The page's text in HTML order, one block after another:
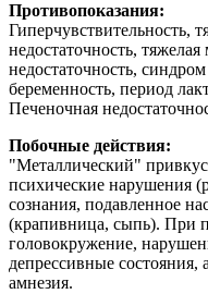
Противопоказания:
Гиперчувствительность,
недостаточность,
недостаточность,
беременность, период
Печеночная
Побочные действия:
"Металлический"
психические нарушения
сознания, подавленное
(крапивница, сыпь). При
головокружение,
депрессивные состояния,
амнезия.